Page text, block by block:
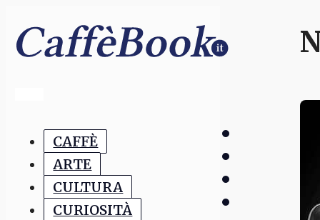
CAFFÈ
ARTE
CULTURA
CURIOSITÀ